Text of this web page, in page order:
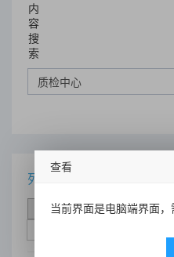
内
容
搜
索
列表
时间排序 点击排序
查看
当前界面是电脑端界面